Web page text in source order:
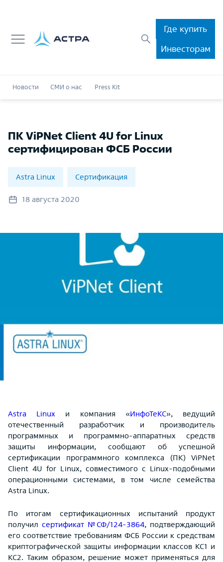
Где купить
Инвесторам
Новости СМИ о нас Press Kit
ПК ViPNet Client 4U for Linux
сертифицирован ФСБ России
Astra Linux Сертификация
18 августа 2020
Astra Linux и компания «ИнфоТеКС», ведущий
отечественный разработчик и производитель
программных и программно-аппаратных средств
защиты информации, сообщают об успешной
сертификации программного комплекса (ПК) ViPNet
Client 4U for Linux, совместимого с Linux-подобными
операционными системами, в том числе семейства
Astra Linux.
По итогам сертификационных испытаний продукт
получил сертификат №СФ/124-3864, подтверждающий
его соответствие требованиям ФСБ России к средствам
криптографической защиты информации классов КС1 и
КС2. Таким образом, решение может применяться для